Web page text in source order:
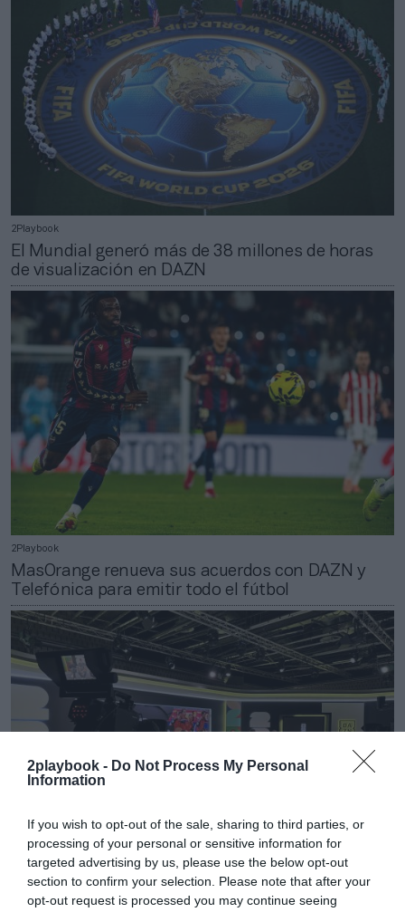
2playbook - Do Not Process My Personal
Information
If you wish to opt-out of the sale, sharing to third parties, or
processing of your personal or sensitive information for
targeted advertising by us, please use the below opt-out
section to confirm your selection. Please note that after your
opt-out request is processed you may continue seeing
2Playbook
El Mundial generó más de 38 millones de horas
de visualización en DAZN
2Playbook
MasOrange renueva sus acuerdos con DAZN y
Telefónica para emitir todo el fútbol
2Playbook
Mediapro produce para DAZN más de 350 horas